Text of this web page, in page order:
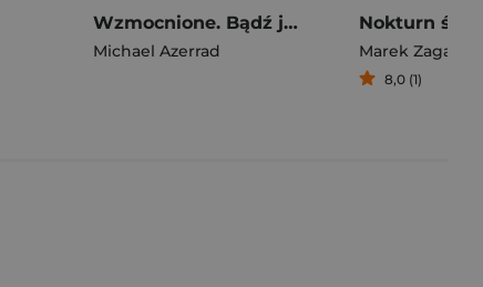
Wzmocnione. Bądź jaki bądź. Historia Nirvany wyd. 2
Michael Azerrad Marek
8,0 (1)